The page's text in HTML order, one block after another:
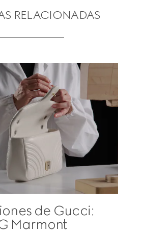
RELACIONADAS
de Gucci:
Marmont